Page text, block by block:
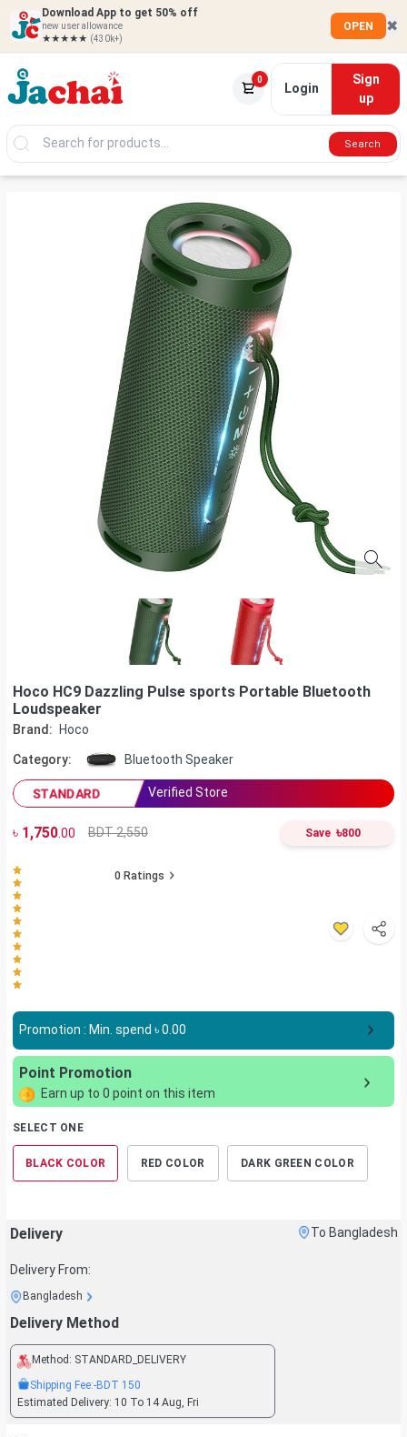
Download App to get 50% off
new user allowance
★★★★★ (430k+)
OPEN ✖
0
Login
Sign
up
Search
Hoco HC9 Dazzling Pulse sports Portable Bluetooth
Loudspeaker
Brand: Hoco
Category: Bluetooth Speaker
STANDARD Verified Store
৳ 1,750.00 BDT 2,550 Save ৳800
0 Ratings
Promotion : Min. spend ৳0.00
Point Promotion
Earn up to 0 point on this item
SELECT ONE
BLACK COLOR RED COLOR DARK GREEN COLOR
Delivery To Bangladesh
Delivery From:
Bangladesh
Delivery Method
Method: STANDARD_DELIVERY
Shipping Fee:-BDT 150
Estimated Delivery: 10 To 14 Aug, Fri